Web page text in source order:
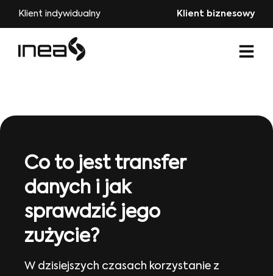
Klient indywidualny Klient biznesowy
Co to jest transfer
danych i jak
sprawdzić jego
zużycie?
W dzisiejszych czasach korzystanie z